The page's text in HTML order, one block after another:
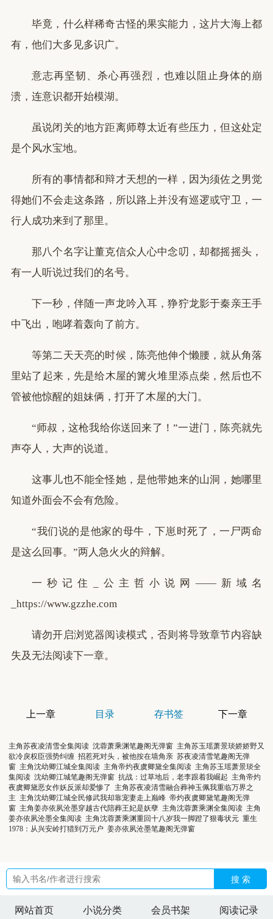
毕竟，什么样稀奇古怪的果实能力，这片大海上都
有，他们大多见多识广。
意志再坚韧、杀心再强烈，也难以阻止身体的崩
溃，连意识都开始模湖。
虽说闭关的地方距离师尊太近有些压力，但这处定
是个风水宝地。
所有的事情都和辩才天想的一样，因为须佐之男觉
得她们不会走这条路，所以路上并没有巡逻或守卫，一
行人成功来到了那里。
那八个名字让董克信众人心中念叨，却都摇摇头，
有一人听说过我们的名号。
下一秒，伴随一声龙吟入耳，狰狞龙影于秦亲王手
中飞出，咆哮着轰向了前方。
等第二天天亮的时候，陈亮他伸个懒腰，就从角落
里站了起来，先是给木屋的篝火堆里添点柴，然后也不
管被他惊醒的姐妹俩，打开了木屋的大门。
“师叔，这枪我给你送回来了！”一进门，陈亮就先
声夺人，大声的说道。
这事儿也不能全怪她，是他带她来的山洞，她哪里
知道外面会不会有危险。
“我们说的是他家的母牛，下崽时死了，一尸两命
是这么回事。”两人急火火的辩解。
一秒记住_公主哲小说网——新域名
_https://www.gzzhe.com
请勿开启浏览器阅读模式，否则将导致章节内容缺
失及无法阅读下一章。
上一章 目录 存书签 下一章
主角苏夜凌清雪全集阅读 沈蓉萧乘渊笔趣阁无弹窗 主角苏玉瑶萧景琰娇娇野又
欲冷戾权臣强势纠缠 招惹死对头，被他按在墙角亲 苏夜凌清雪笔趣阁无弹
窗 主角沈幼卿江城全集阅读 主角帝灼夜虞卿黛全集阅读 主角苏玉瑶萧景琰全
集阅读 沈幼卿江城笔趣阁无弹窗 抗战：过草地后，老李跟着我崛起 主角帝灼
夜虞卿黛恶女作妖反派却爱惨了
主角苏夜凌清雪融合葬神玉佩我重临万界之
主 主角沈幼卿江城全民修武我却靠宠妻走上巅峰 帝灼夜虞卿黛笔趣阁无弹
窗 主角姜亦依夙沧墨穿越古代陪葬王妃是妖孽 主角沈蓉萧乘渊全集阅读 主角
姜亦依夙沧墨全集阅读 主角沈蓉萧乘渊重回十八岁我一脚蹬了狠毒状元 重生
1978：从兴安岭打猎到万元户 姜亦依夙沧墨笔趣阁无弹窗
搜 索
网站首页 小说分类 会员书架 阅读记录